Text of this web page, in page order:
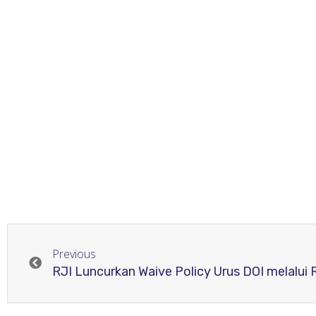
Previous
RJI Luncurkan Waive Policy Urus DOI melalui